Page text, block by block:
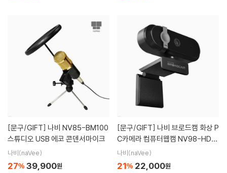
[문구/GIFT]
스튜디오 USB 에코 콘덴서마이크
나비(naVee)
27% 39,900원
[문구/GIFT]
C카메라 컴퓨터웹캠 NV98-HD11
0S-V2
나비(naVee)
21% 22,000원